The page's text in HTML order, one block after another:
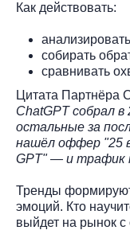
Как действовать:
собирать
сравнивать
Цитата Партнёра
ChatGPT собрал
остальные за
нашёл оффер "25
GPT" — и трафик
Тренды
эмоций. Кто
выйдет на рынок